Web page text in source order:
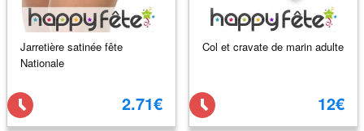
Jarretière satinée fête
Nationale
2.71€
Col et cravate de marin adulte
12€